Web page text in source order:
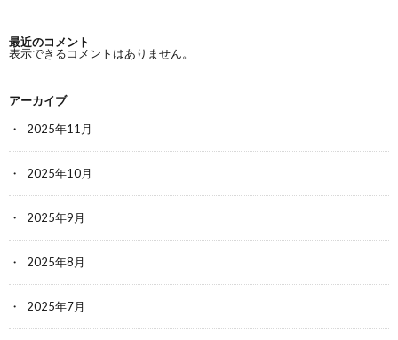
最近のコメント
表示できるコメントはありません。
アーカイブ
2025年11月
2025年10月
2025年9月
2025年8月
2025年7月